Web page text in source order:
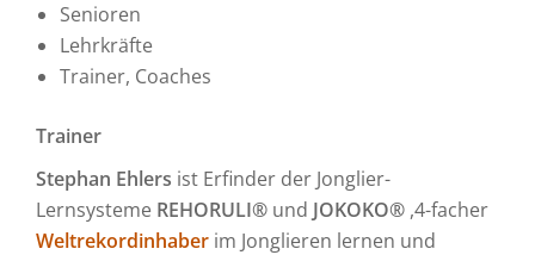
Senioren
Lehrkräfte
Trainer, Coaches
Trainer
Stephan Ehlers ist Erfinder der Jonglier-
Lernsysteme REHORULI® und JOKOKO® ,4-facher
Weltrekordinhaber im Jonglieren lernen und